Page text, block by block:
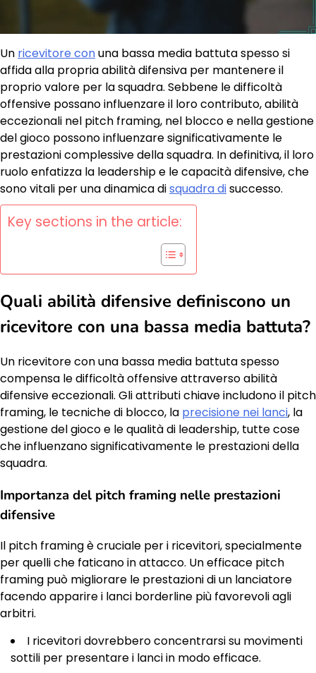
Un ricevitore conuna bassa media battuta spesso si
affida alla propria abilità difensiva per mantenere il
proprio valore per la squadra. Sebbene le difficoltà
offensive possano influenzare il loro contributo, abilità
eccezionali nel pitch framing, nel blocco e nella gestione
del gioco possono influenzare significativamente le
prestazioni complessive della squadra. In definitiva, il loro
ruolo enfatizza la leadership e le capacità difensive, che
sono vitali per una dinamica disquadra disuccesso.
Key sections in the article:
Quali abilità difensive definiscono un
ricevitore con una bassa media battuta?
Un ricevitore con una bassa media battuta spesso
compensa le difficoltà offensive attraverso abilità
difensive eccezionali. Gli attributi chiave includono il pitch
framing, le tecniche di blocco, la precisione nei lanci, la
gestione del gioco e le qualità di leadership, tutte cose
che influenzano significativamente le prestazioni della
squadra.
Importanza del pitch framing nelle prestazioni
difensive
Il pitch framing è cruciale per i ricevitori, specialmente
per quelli che faticano in attacco. Un efficace pitch
framing può migliorare le prestazioni di un lanciatore
facendo apparire i lanci borderline più favorevoli agli
arbitri.
I ricevitori dovrebbero concentrarsi su movimenti
sottili per presentare i lanci in modo efficace.